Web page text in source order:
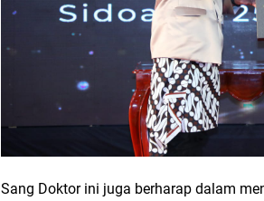
Sang Doktor ini juga berharap dalam